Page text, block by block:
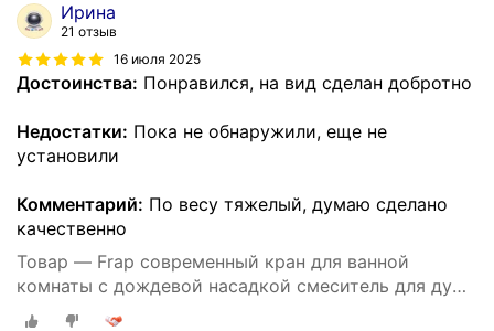
Ирина
21 отзыв
16 июля 2025
Достоинства: Понравился, на вид сделан добротно
Недостатки: Пока не обнаружили, еще не
установили
Комментарий: По весу тяжелый, думаю сделано
качественно
Товар — Frap современный кран для ванной
комнаты с дождевой насадкой смеситель для душа
хром Y2400040